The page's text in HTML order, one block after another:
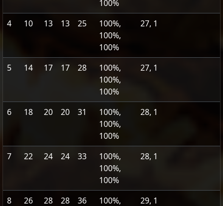
100%
4
10 13 13 25
100%,
100%,
100%
27, 1
5 14 17 17 28
100%,
100%,
100%
27, 1
6 18 20 20 31
100%,
100%,
100%
28, 1
7 22 24 24 33
100%,
100%,
100%
28, 1
8 26 28 28 36
100%,
29, 1